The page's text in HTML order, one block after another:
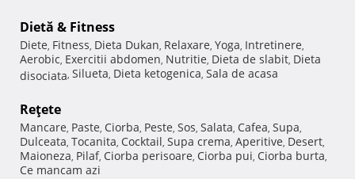
Dietă & Fitness
Diete, Fitness, Dieta Dukan, Relaxare, Yoga, Intretinere,
Aerobic, Exercitii abdomen, Nutritie, Dieta de slabit, Dieta
disociata, Silueta, Dieta ketogenica, Sala de acasa
Reţete
Mancare, Paste, Ciorba, Peste, Sos, Salata, Cafea, Supa,
Dulceata, Tocanita, Cocktail, Supa crema, Aperitive, Desert,
Maioneza, Pilaf, Ciorba perisoare, Ciorba pui, Ciorba burta,
Ce mancam azi